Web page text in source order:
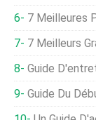
7 Meilleures
7 Meilleurs
Guide
Guide Du